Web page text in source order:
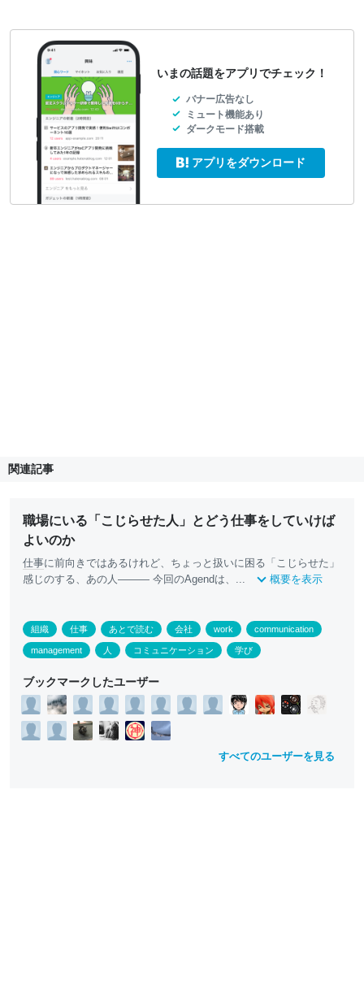
いまの話題をアプリでチェック！
バナー広告なし
ミュート機能あり
ダークモード搭載
アプリをダウンロード
関連記事
職場にいる「こじらせた人」とどう仕事をしていけば
よいのか
仕事に前向きではあるけれど、ちょっと扱いに困る「こじらせた」
感じのする、あの人——— 今回のAgendは、...
概要を表示
組織 仕事 あとで読む 会社 work communication
management 人 コミュニケーション 学び
ブックマークしたユーザー
すべてのユーザーを見る